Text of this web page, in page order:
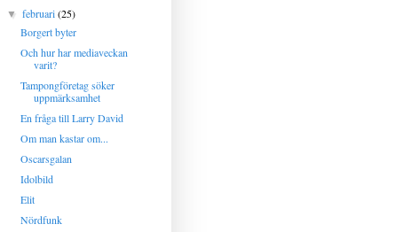
▼februari(25)
Borgert byter
Och hur har mediaveckan
varit?
Tampongföretag söker
uppmärksamhet
En fråga till Larry David
Om man kastar om...
Oscarsgalan
Idolbild
Elit
Nördfunk